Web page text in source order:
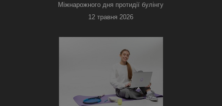
Міжнарожного дня протидії булінгу
12 травня 2026